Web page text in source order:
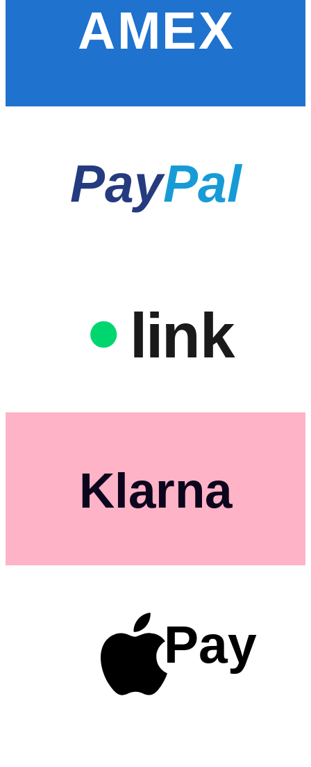
AMEX
PayPal
link
Klarna
Pay